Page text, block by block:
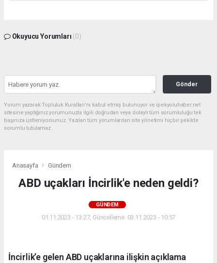
Okuyucu Yorumları (0)
Gönder
Yorum yazarak Topluluk Kuralları’nı kabul etmiş bulunuyor ve ipekyoluhaber.net
sitesine yaptığınız yorumunuzla ilgili doğrudan veya dolaylı tüm sorumluluğu tek
başınıza üstleniyorsunuz. Yazılan tüm yorumlardan site yönetimi hiçbir şekilde
sorumlu tutulamaz.
Anasayfa Gündem
ABD uçakları İncirlik'e neden geldi?
GÜNDEM
01.11.2023 - 13:27, Güncelleme: 03.11.2023 - 10:57
İncirlik’e gelen ABD uçaklarına ilişkin açıklama